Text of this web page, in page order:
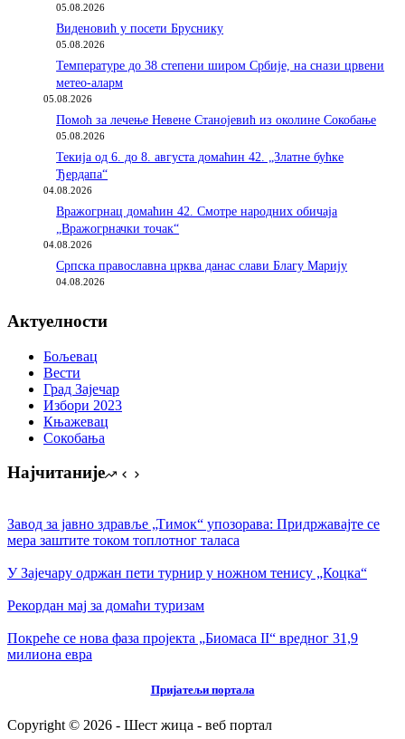
05.08.2026
Виденовић у посети Бруснику
05.08.2026
Температуре до 38 степени широм Србије, на снази црвени
метео-аларм
05.08.2026
Помоћ за лечење Невене Станојевић из околине Сокобање
05.08.2026
Текија од 6. до 8. августа домаћин 42. „Златне бућке
Ђердапа“
04.08.2026
Вражогрнац домаћин 42. Смотре народних обичаја
„Вражогрначки точак“
04.08.2026
Српска православна црква данас слави Благу Марију
04.08.2026
Актуелности
Бољевац
Вести
Град Зајечар
Избори 2023
Књажевац
Сокобања
Најчитаније
Завод за јавно здравље „Тимок“ упозорава: Придржавајте се
мера заштите током топлотног таласа
У Зајечару одржан пети турнир у ножном тенису „Коцка“
Рекордан мај за домаћи туризам
Покреће се нова фаза пројекта „Биомаса II“ вредног 31,9
милиона евра
Пријатељи портала
Copyright © 2026 - Шест жица - веб портал